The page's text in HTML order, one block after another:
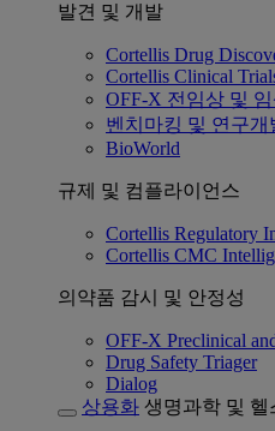
발견 및 개발
Cortellis Drug
Cortellis Clinical
OFF-X 전임상 및
벤치마킹 및 연구
BioWorld
규제 및 컴플라이언스
Cortellis Regulatory
Cortellis CMC
의약품 감시 및 안정성
OFF-X Preclinical
Drug Safety Triager
Dialog
상용화 생명과학 및 헬